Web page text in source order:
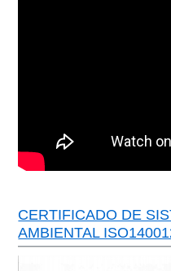
CERTIFICADO DE
AMBIENTAL